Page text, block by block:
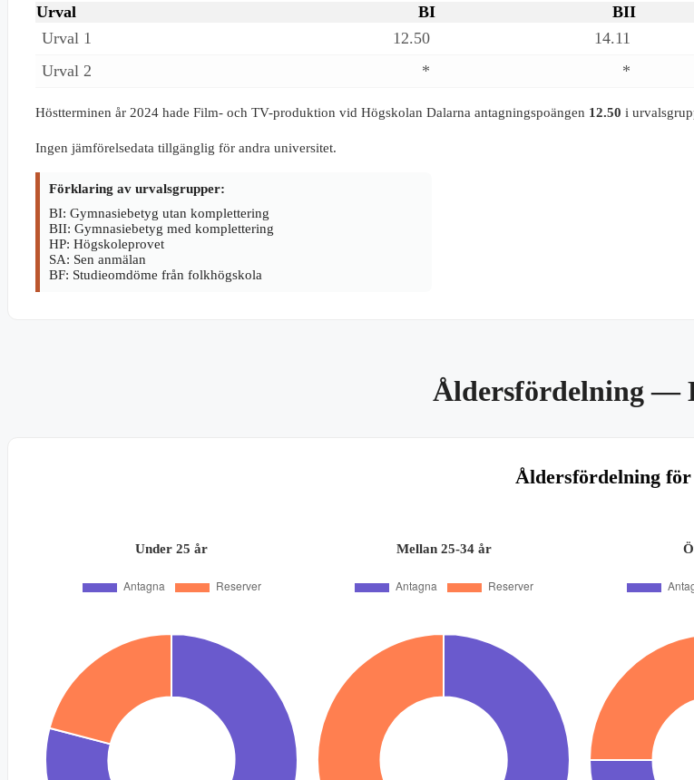
Urval BI BII
Urval 1
12.50 14.11
Urval 2
* *
Höstterminen år 2024 hade Film- och TV-produktion vid Högskolan Dalarna antagningspoängen 12.50 i
Ingen jämförelsedata tillgänglig för andra universitet.
Förklaring av urvalsgrupper:
BI: Gymnasiebetyg utan komplettering
BII: Gymnasiebetyg med komplettering
HP: Högskoleprovet
SA: Sen anmälan
BF: Studieomdöme från folkhögskola
Åldersfördelning—
Åldersfördelning
Under 25 år Mellan 25-34 år